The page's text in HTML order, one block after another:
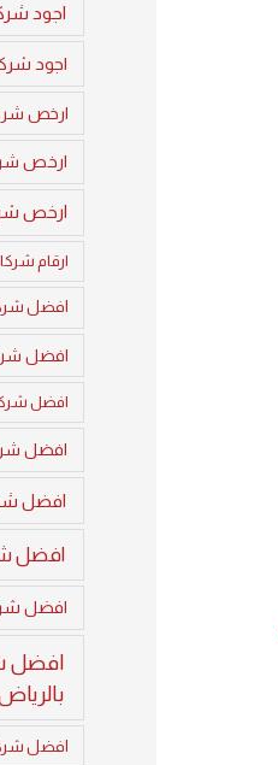
اجود
اجود
ارخص
ارخص
ارخص
ارقام
افضل
افضل
افضل
افضل
افضل
افضل
افضل
افضل
افضل